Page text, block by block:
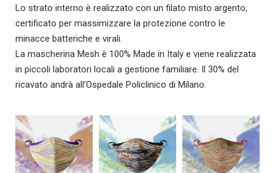
Lo strato interno è realizzato con un filato misto argento,
certificato per massimizzare la protezione contro le
minacce batteriche e virali.
La mascherina Mesh è 100% Made in Italy e viene realizzata
in piccoli laboratori locali a gestione familiare. Il 30% del
ricavato andrà all’Ospedale Policlinico di Milano.